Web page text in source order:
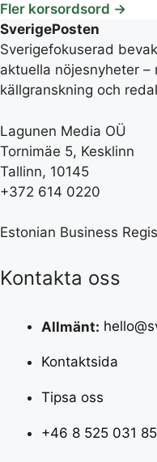
Fler korsordsord →
SverigePosten
Sverigefokuserad
aktuella nöjesnyheter
källgranskning och
Lagunen Media OÜ
Tornimäe 5, Kesklinn
Tallinn, 10145
+372 614 0220
Estonian Business
Kontakta oss
Allmänt:
Kontaktsida
Tipsa oss
+46 8 525 031 85